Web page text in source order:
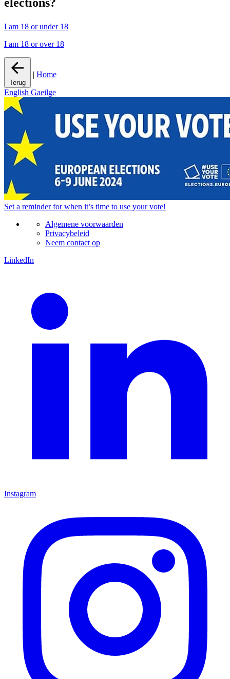
elections?
I am 18 or under 18
I am 18 or over 18
Terug
| Home
English Gaeilge
Set a reminderfor when it’s time to use your vote!
Algemene voorwaarden
Privacybeleid
Neem contact op
LinkedIn
Instagram